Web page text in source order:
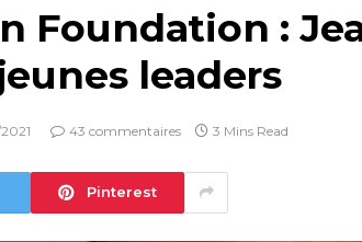
Foundation :
leaders
43 commentaires 3 Mins Read
Pinterest